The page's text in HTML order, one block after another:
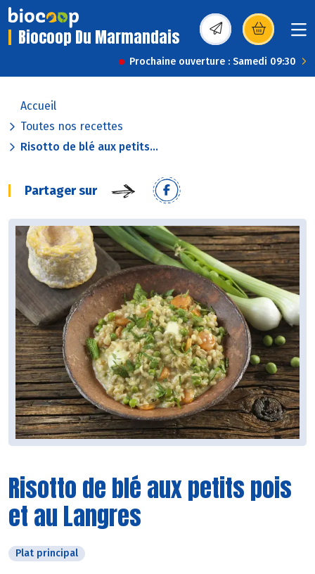
Biocoop Du Marmandais (s’ouvre dans une
Prochaine ouverture : Samedi 09:30
Accueil
Toutes nos recettes
Risotto de blé aux petits...
Partager sur
Risotto de blé aux petits pois
et au Langres
Plat principal